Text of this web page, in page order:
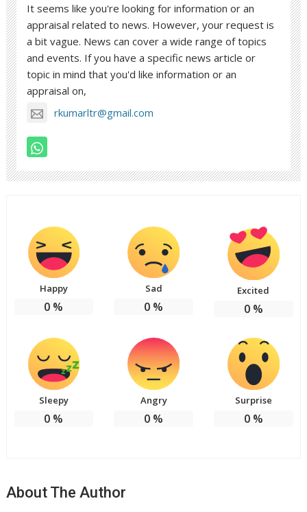
It seems like you're looking for information or an
appraisal related to news. However, your request is
a bit vague. News can cover a wide range of topics
and events. If you have a specific news article or
topic in mind that you'd like information or an
appraisal on,
rkumarltr@gmail.com
Happy
0 %
Sad
0 %
Excited
0%
Sleepy
0 %
Angry
0 %
Surprise
0%
About The Author